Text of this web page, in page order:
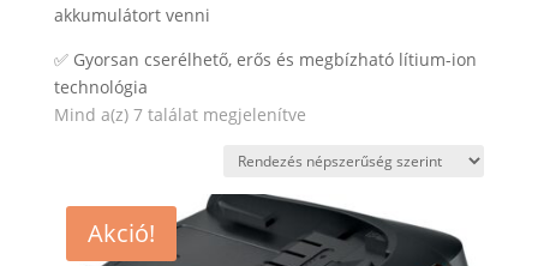
akkumulátort venni
✅ Gyorsan cserélhető, erős és megbízható lítium-ion
technológia
Mind a(z) 7 találat megjelenítveSorted
popularity
Akció!